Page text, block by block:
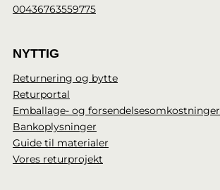
00436763559775
NYTTIG
Returnering og bytte
Returportal
Emballage- og forsendelsesomkostninger
Bankoplysninger
Guide til materialer
Vores returprojekt